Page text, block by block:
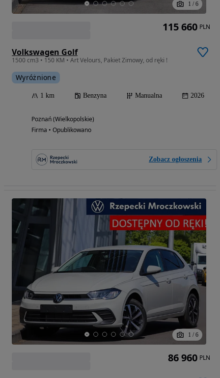
1 / 6
Volkswagen Golf
1500 cm3 • 150 KM • Art Velours, Pakiet Zimowy, od ręki !
Wyróżnione
1 km Benzyna Manualna 2026
Poznań (Wielkopolskie)
Firma • Opublikowano
Zobacz ogłoszenia
115 660 PLN
1 / 6
86 960 PLN